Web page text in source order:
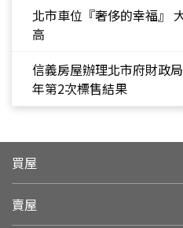
北市車位『奢侈的幸福』
高
信義房屋辦理北市府財政
年第2次標售結果
買屋
賣屋